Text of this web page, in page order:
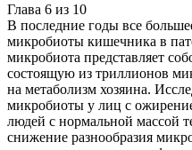
Глава 6 из 10
В последние годы все
микробиоты кишечника в
микробиота представляет
состоящую из триллионов
на метаболизм хозяина.
микробиоты у лиц с
людей с нормальной массой
снижение разнообразия